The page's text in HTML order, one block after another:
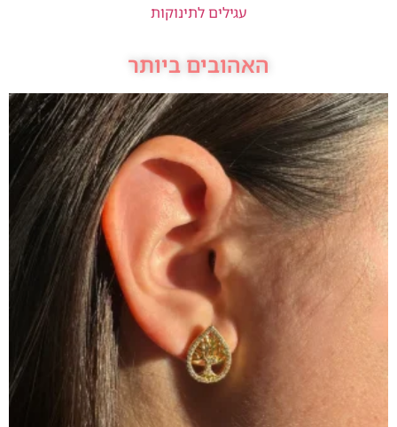
עגילים לתינוקות
האהובים ביותר